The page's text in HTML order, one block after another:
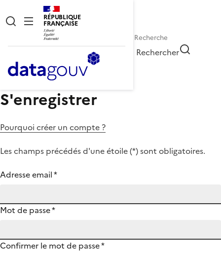
RÉPUBLIQUE
FRANÇAISE
Rechercher
S'enregistrer
Pourquoi créer un compte ?
Les champs précédés d'une étoile (*) sont obligatoires.
Adresse email*
Mot de passe*
Confirmer le mot de passe*